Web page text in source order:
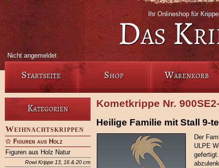
Ihr Onlineshop für
Das
Nicht angemeldet
Startseite Shop Warenkorb
Kategorien
Weihnachtskrippen
Figuren aus Holz
Figuren aus Holz Natur
Rowi Krippe 13, 16 & 20 cm
Kometkrippe Nr.
Heilige Familie mit Stall 9-
Der
ULPE